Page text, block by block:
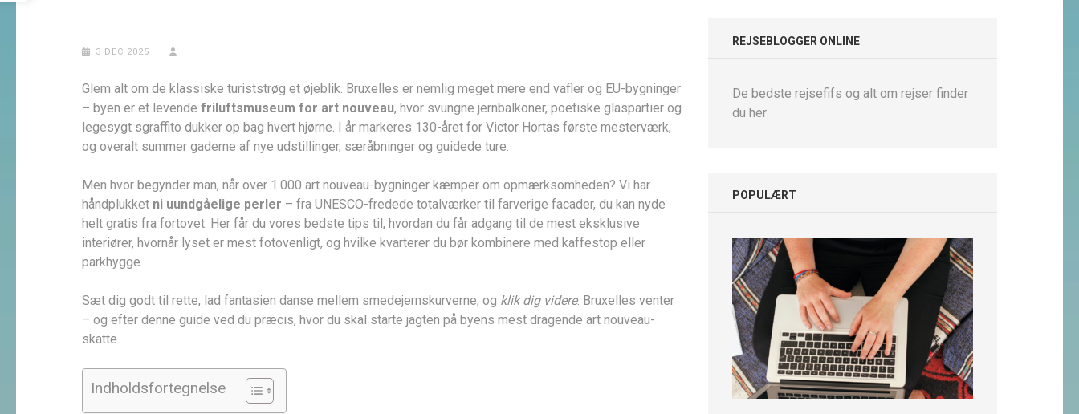
3 DEC 2025
Glem alt om de klassiske turiststrøg et øjeblik. Bruxelles er nemlig meget mere end vafler og EU-bygninger
– byen er et levende friluftsmuseum for art nouveau, hvor svungne jernbalkoner, poetiske glaspartier og
legesygt sgraffito dukker op bag hvert hjørne. I år markeres 130-året for Victor Hortas første mesterværk,
og overalt summer gaderne af nye udstillinger, særåbninger og guidede ture.
Men hvor begynder man, når over 1.000 art nouveau-bygninger kæmper om opmærksomheden? Vi har
håndplukket ni uundgåelige perler – fra UNESCO-fredede totalværker til farverige facader, du kan nyde
helt gratis fra fortovet. Her får du vores bedste tips til, hvordan du får adgang til de mest eksklusive
interiører, hvornår lyset er mest fotovenligt, og hvilke kvarterer du bør kombinere med kaffestop eller
parkhygge.
Sæt dig godt til rette, lad fantasien danse mellem smedejernskurverne, og klik dig videre. Bruxelles venter
– og efter denne guide ved du præcis, hvor du skal starte jagten på byens mest dragende art nouveau-
skatte.
Indholdsfortegnelse
REJSEBLOGGER ONLINE
De bedste rejsefifs og alt om rejser finder
du her
POPULÆRT